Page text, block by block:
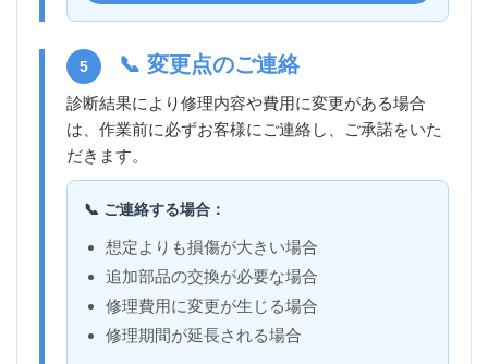
5 📞 変更点のご連絡
診断結果により修理内容や費用に変更がある場合
は、作業前に必ずお客様にご連絡し、ご承諾をいた
だきます。
📞 ご連絡する場合：
想定よりも損傷が大きい場合
追加部品の交換が必要な場合
修理費用に変更が生じる場合
修理期間が延長される場合